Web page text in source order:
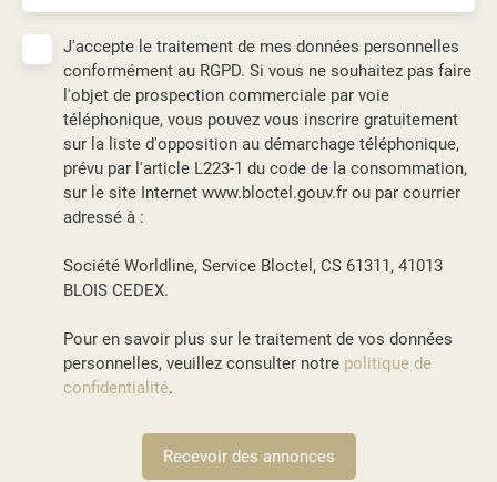
J'accepte le traitement de mes données personnelles
conformément au RGPD. Si vous ne souhaitez pas faire
l'objet de prospection commerciale par voie
téléphonique, vous pouvez vous inscrire gratuitement
sur la liste d'opposition au démarchage téléphonique,
prévu par l'article L223-1 du code de la consommation,
sur le site Internet www.bloctel.gouv.fr ou par courrier
adressé à :
Société Worldline, Service Bloctel, CS 61311, 41013
BLOIS CEDEX.
Pour en savoir plus sur le traitement de vos données
personnelles, veuillez consulter notre politique de
confidentialité.
Recevoir des annonces